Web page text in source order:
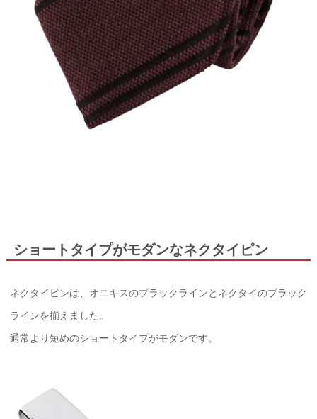
ショートタイプがモダンなネクタイピン
ネクタイピンは、オニキスのブラックラインとネクタイのブラック
ラインを揃えました。
通常より短めのショートタイプがモダンです。